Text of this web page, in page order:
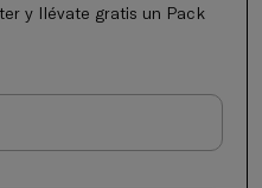
y llévate gratis un Pack